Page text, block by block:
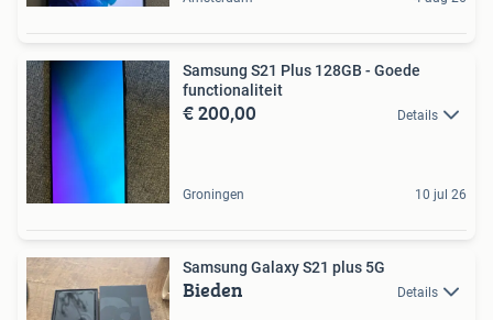
Samsung S21 Plus 128GB - Goede
functionaliteit
€ 200,00 Details
Groningen 10 jul 26
Samsung Galaxy S21 plus 5G
Bieden Details